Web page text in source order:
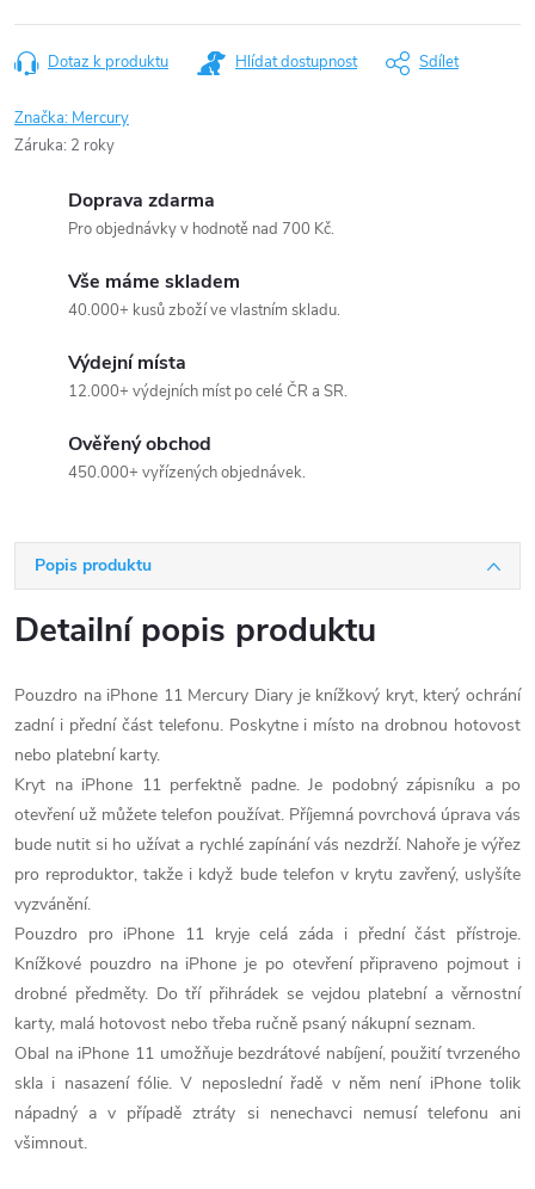
Dotaz k produktu Hlídat dostupnost Sdílet
Značka: Mercury
Záruka: 2 roky
Doprava zdarma
Pro objednávky v hodnotě nad 700 Kč.
Vše máme skladem
40.000+ kusů zboží ve vlastním skladu.
Výdejní místa
12.000+ výdejních míst po celé ČR a SR.
Ověřený obchod
450.000+ vyřízených objednávek.
Popis produktu
Detailní popis produktu
Pouzdro na iPhone 11 Mercury Diary je knížkový kryt, který ochrání
zadní i přední část telefonu. Poskytne i místo na drobnou hotovost
nebo platební karty.
Kryt na iPhone 11 perfektně padne. Je podobný zápisníku a po
otevření už můžete telefon používat. Příjemná povrchová úprava vás
bude nutit si ho užívat a rychlé zapínání vás nezdrží. Nahoře je výřez
pro reproduktor, takže i když bude telefon v krytu zavřený, uslyšíte
vyzvánění.
Pouzdro pro iPhone 11 kryje celá záda i přední část přístroje.
Knížkové pouzdro na iPhone je po otevření připraveno pojmout i
drobné předměty. Do tří přihrádek se vejdou platební a věrnostní
karty, malá hotovost nebo třeba ručně psaný nákupní seznam.
Obal na iPhone 11 umožňuje bezdrátové nabíjení, použití tvrzeného
skla i nasazení fólie. V neposlední řadě v něm není iPhone tolik
nápadný a v případě ztráty si nenechavci nemusí telefonu ani
všimnout.